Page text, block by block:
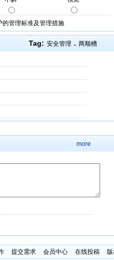
的管理标准及管理措施
Tag: 安全管理 . 两顺槽
more
提交需求 会员中心 在线投稿